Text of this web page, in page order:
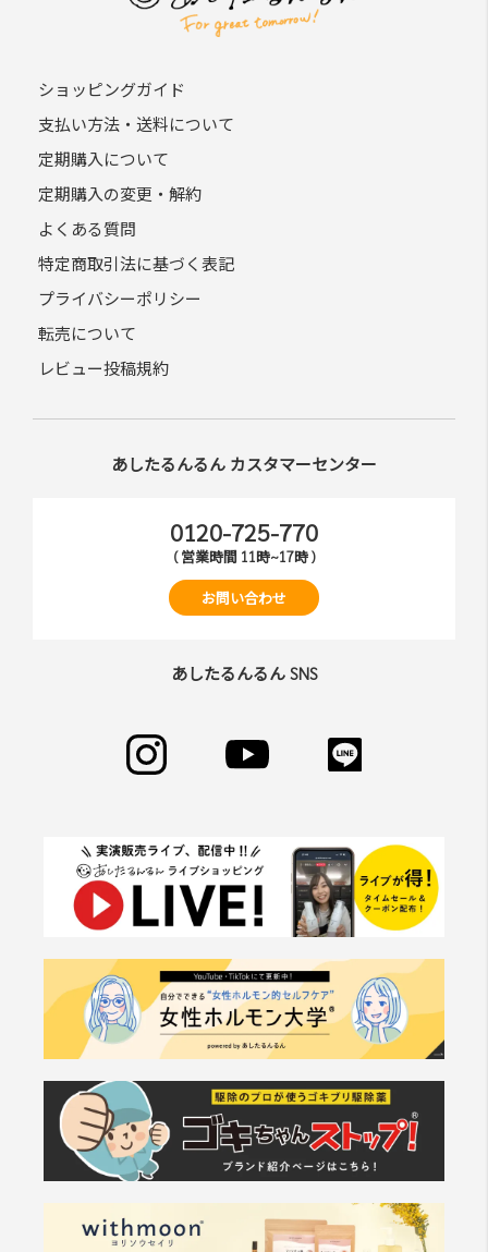
ショッピングガイド
支払い方法・送料について
定期購入について
定期購入の変更・解約
よくある質問
特定商取引法に基づく表記
プライバシーポリシー
転売について
レビュー投稿規約
あしたるんるん カスタマーセンター
0120-725-770
( 営業時間 11時~17時 )
お問い合わせ
あしたるんるん SNS